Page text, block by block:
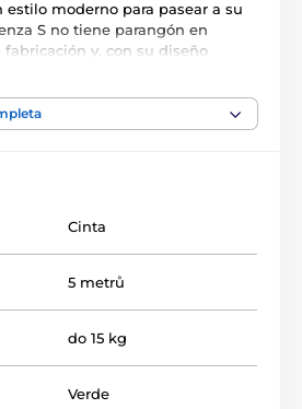
estilo moderno para pasear a su
S no tiene parangón en
y, con su diseño
botón asegura los 3 mods de
de una marca checa! Para perros
principales:
suave de la cinta
Cinta
5 metrů
do 15 kg
Verde